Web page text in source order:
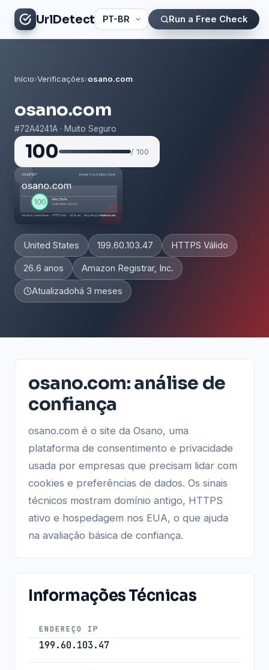
UrlDetect Run a Free Check
Início›Verificações›osano.com
osano.com
#72A4241A · Muito Seguro
100 / 100
United States 199.60.103.47 HTTPS Válido
26.6 anos Amazon Registrar, Inc.
Atualizadohá 3 meses
osano.com: análise de
confiança
osano.com é o site da Osano, uma
plataforma de consentimento e privacidade
usada por empresas que precisam lidar com
cookies e preferências de dados. Os sinais
técnicos mostram domínio antigo, HTTPS
ativo e hospedagem nos EUA, o que ajuda
na avaliação básica de confiança.
Informações Técnicas
ENDEREÇO IP
199.60.103.47